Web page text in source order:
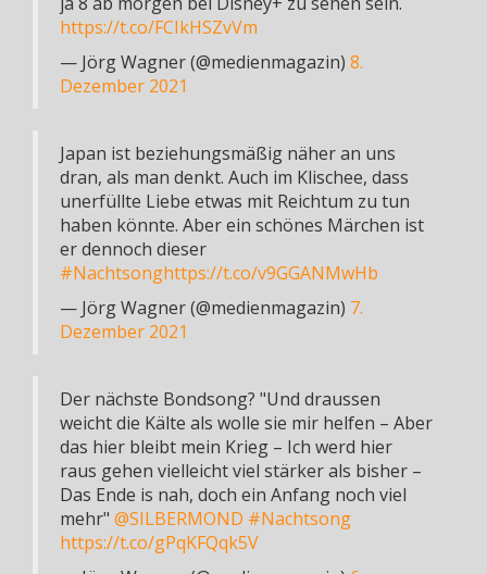
https://t.co/FCIkHSZvVm
— Jörg Wagner (@medienmagazin) 8.
Dezember 2021
Japan ist beziehungsmäßig näher an uns
dran, als man denkt. Auch im Klischee, dass
unerfüllte Liebe etwas mit Reichtum zu tun
haben könnte. Aber ein schönes Märchen ist
er dennoch dieser
#Nachtsonghttps://t.co/v9GGANMwHb
— Jörg Wagner (@medienmagazin) 7.
Dezember 2021
Der nächste Bondsong? "Und draussen
weicht die Kälte als wolle sie mir helfen – Aber
das hier bleibt mein Krieg – Ich werd hier
raus gehen vielleicht viel stärker als bisher –
Das Ende is nah, doch ein Anfang noch viel
mehr" @SILBERMOND #Nachtsong
https://t.co/gPqKFQqk5V